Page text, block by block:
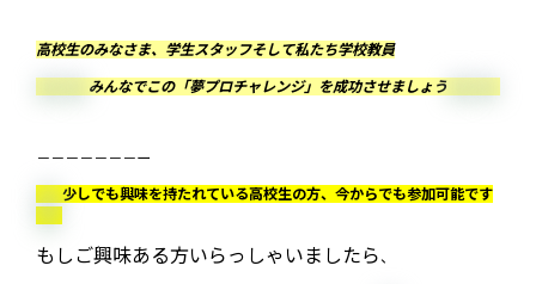
高校生のみなさま、学生スタッフそして私たち学校教員
みんなでこの「夢プロチャレンジ」を成功させましょう
－－－－－－－ー
少しでも興味を持たれている高校生の方、今からでも参加可能です
もしご興味ある方いらっしゃいましたら 、